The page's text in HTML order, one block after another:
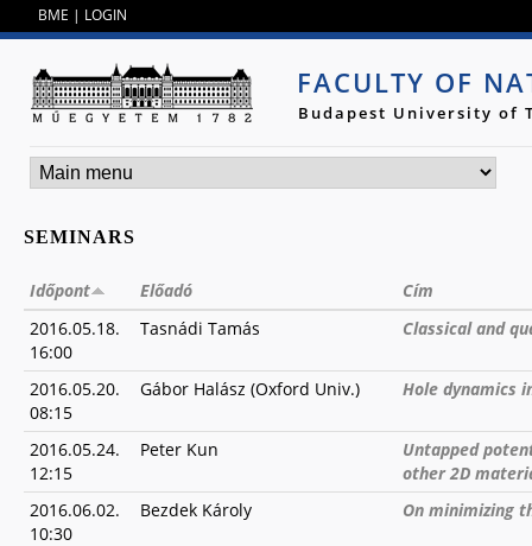
BME | LOGIN
FACULTY OF
Budapest University of
SEMINARS
Időpont Előadó
Cím
2016.05.18.
16:00
Tasnádi Tamás Classical and
2016.05.20.
08:15
Gábor Halász (Oxford Univ.) Hole dynamics
2016.05.24.
12:15
Peter Kun
Untapped
other 2D
2016.06.02.
10:30
Bezdek Károly On minimizing